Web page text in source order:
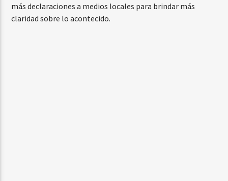
más declaraciones a medios locales para brindar más
claridad sobre lo acontecido.